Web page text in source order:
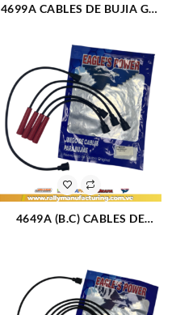
4699A CABLES DE BUJIA GM
1.6L (70-87) 4CIL 7 MM (469)
4649A (B.C) CABLES DE
4CIL 7 MM (BOBINA CORTA)
(1705)